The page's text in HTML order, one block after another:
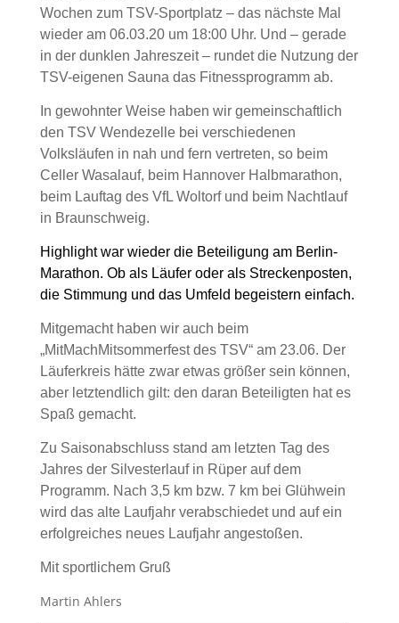
Wochen zum TSV-Sportplatz – das nächste Mal
wieder am 06.03.20 um 18:00 Uhr. Und – gerade
in der dunklen Jahreszeit – rundet die Nutzung der
TSV-eigenen Sauna das Fitnessprogramm ab.
In gewohnter Weise haben wir gemeinschaftlich
den TSV Wendezelle bei verschiedenen
Volksläufen in nah und fern vertreten, so beim
Celler Wasalauf, beim Hannover Halbmarathon,
beim Lauftag des VfL Woltorf und beim Nachtlauf
in Braunschweig.
Highlight war wieder die Beteiligung am Berlin-
Marathon. Ob als Läufer oder als Streckenposten,
die Stimmung und das Umfeld begeistern einfach.
Mitgemacht haben wir auch beim
„MitMachMitsommerfest des TSV“ am 23.06. Der
Läuferkreis hätte zwar etwas größer sein können,
aber letztendlich gilt: den daran Beteiligten hat es
Spaß gemacht.
Zu Saisonabschluss stand am letzten Tag des
Jahres der Silvesterlauf in Rüper auf dem
Programm. Nach 3,5 km bzw. 7 km bei Glühwein
wird das alte Laufjahr verabschiedet und auf ein
erfolgreiches neues Laufjahr angestoßen.
Mit sportlichem Gruß
Martin Ahlers